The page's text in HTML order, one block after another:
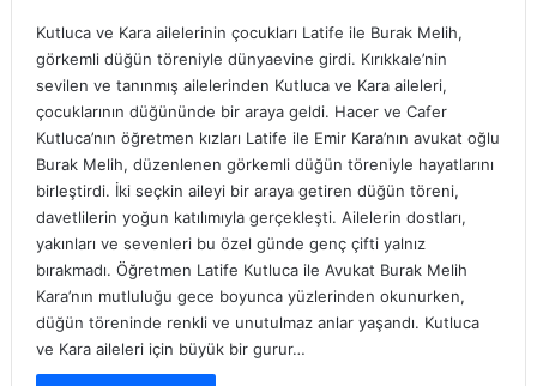
Kutluca ve Kara ailelerinin çocukları Latife ile Burak Melih,
görkemli düğün töreniyle dünyaevine girdi. Kırıkkale’nin
sevilen ve tanınmış ailelerinden Kutluca ve Kara aileleri,
çocuklarının düğününde bir araya geldi. Hacer ve Cafer
Kutluca’nın öğretmen kızları Latife ile Emir Kara’nın avukat oğlu
Burak Melih, düzenlenen görkemli düğün töreniyle hayatlarını
birleştirdi. İki seçkin aileyi bir araya getiren düğün töreni,
davetlilerin yoğun katılımıyla gerçekleşti. Ailelerin dostları,
yakınları ve sevenleri bu özel günde genç çifti yalnız
bırakmadı. Öğretmen Latife Kutluca ile Avukat Burak Melih
Kara’nın mutluluğu gece boyunca yüzlerinden okunurken,
düğün töreninde renkli ve unutulmaz anlar yaşandı. Kutluca
ve Kara aileleri için büyük bir gurur…